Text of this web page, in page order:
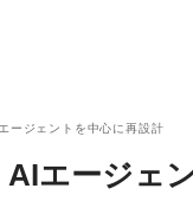
ージェントを中心に再設計
エージェ